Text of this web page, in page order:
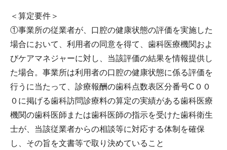
＜算定要件＞
①事業所の従業者が、口腔の健康状態の評価を実施した
場合において、利用者の同意を得て、歯科医療機関およ
びケアマネジャーに対し、当該評価の結果を情報提供し
た場合。事業所は利用者の口腔の健康状態に係る評価を
行うに当たって、診療報酬の歯科点数表区分番号C００
０に掲げる歯科訪問診療料の算定の実績がある歯科医療
機関の歯科医師または歯科医師の指示を受けた歯科衛生
士が、当該従業者からの相談等に対応する体制を確保
し、その旨を文書等で取り決めていること